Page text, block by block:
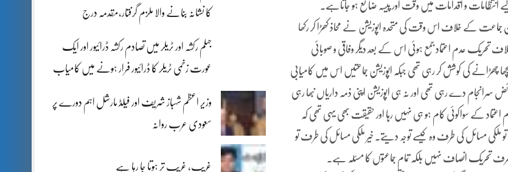
کا نشانہ بنانے والا ملزم گرفتار،مقدمہ درج
جہلم رکشہ اور ٹریلر میں تصادم رکشہ ڈرائیور اور ایک
عورت زخمی ٹریلر کا ڈرائیور فرار ہونے میں کامیاب
وزیر اعظم شہباز شریف اور فیلڈ مارشل اہم دورے پر
سعودی عرب روانہ
غریب، غریب تر ہوتا جا رہا ہے
و اقدامات میں وقت اور پیسہ ضائع ہو جاتاہے۔
جماعت کے خلاف اس وقت کی متحدہ اپوزیشن نے محاذ کھڑا کر رکھا
تحریک عدم اعتماد جمع ہوئی اس کے بعد دیگر وفاقی و صوبائی
کی کوشش کر رہی تھی جبکہ اپوزیشن جماعتیں اس میں کامیابی
دے رہی تھی اور نہ ہی اپوزیشن اپنی ذمہ داریاں نبھا رہی
کے سواکوئی کام ہو ہی نہیں رہا اور حقیقت بھی یہی تھی کہ
مسائل کی طرف وہ کیسے توجہ دیتے۔ خیر ملکی مسائل کی طرف تو
تحریک انصاف نہیں بلکہ تمام جماعتوں کا مسئلہ ہے۔